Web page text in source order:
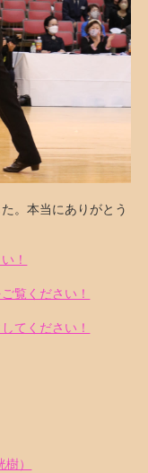
。本当にありがとう
！
覧ください！
てください！
）